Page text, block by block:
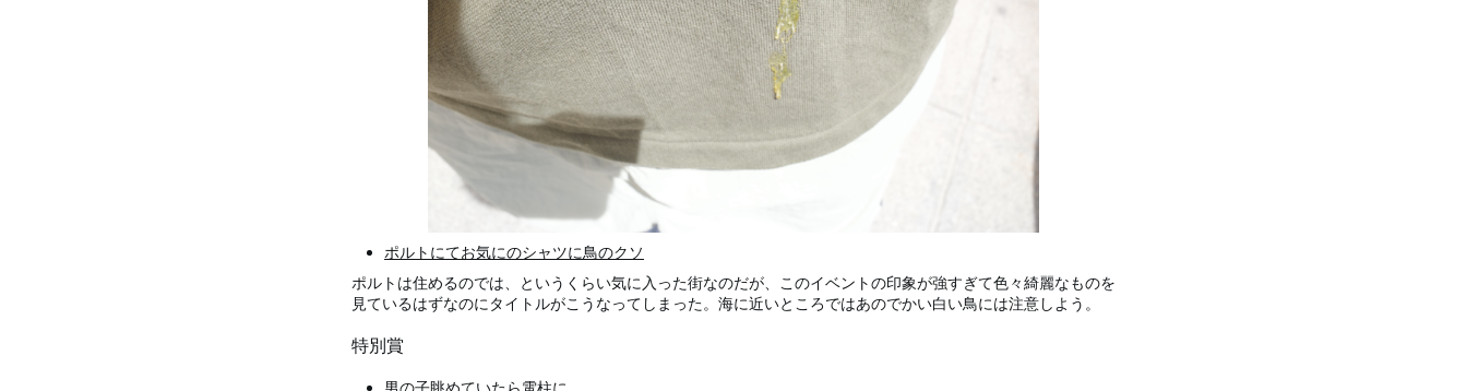
ポルトにてお気にのシャツに鳥のクソ
ポルトは住めるのでは、というくらい気に入った街なのだが、このイベントの印象が強すぎて色々綺麗なものを
見ているはずなのにタイトルがこうなってしまった。海に近いところではあのでかい白い鳥には注意しよう。
特別賞
男の子眺めていたら電柱に